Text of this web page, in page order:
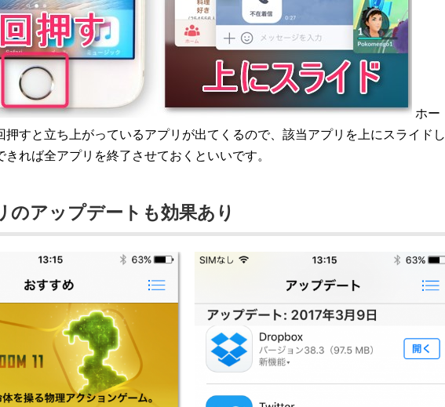
ホー
押すと立ち上がっているアプリが出てくるので、該当アプリを上にスライドし
きれば全アプリを終了させておくといいです。
のアップデートも効果あり